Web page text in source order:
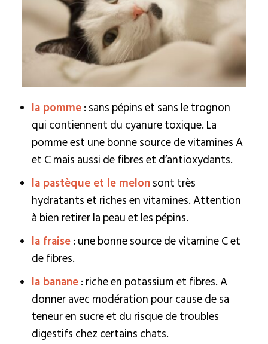
la pomme: sans pépins et sans le trognon
qui contiennent du cyanure toxique. La
pomme est une bonne source de vitamines A
et C mais aussi de fibres et d’antioxydants.
la pastèque et le melonsont très
hydratants et riches en vitamines. Attention
à bien retirer la peau et les pépins.
la fraise: une bonne source de vitamine C et
de fibres.
la banane: riche en potassium et fibres. A
donner avec modération pour cause de sa
teneur en sucre et du risque de troubles
digestifs chez certains chats.